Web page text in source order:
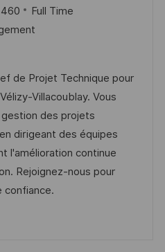
Full Time
de Projet Technique pour
Villacoublay. Vous
des projets
dirigeant des équipes
l'amélioration continue
Rejoignez-nous pour
confiance.
Technique F/H